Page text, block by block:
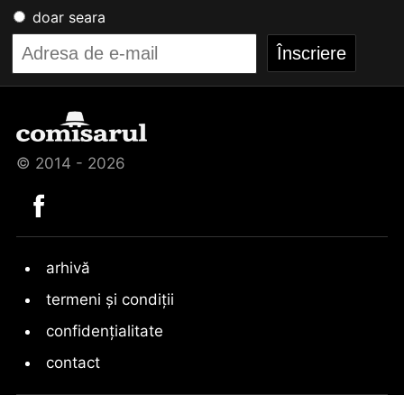
doar seara
© 2014 - 2026
arhivă
termeni și condiții
confidențialitate
contact